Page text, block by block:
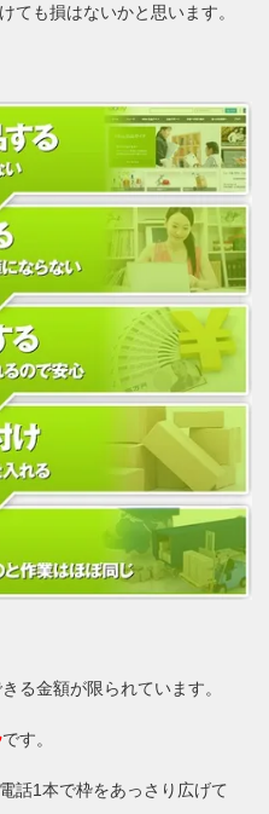
ても損はないかと思います。
る金額が限られています。
です。
話1本で枠をあっさり広げて